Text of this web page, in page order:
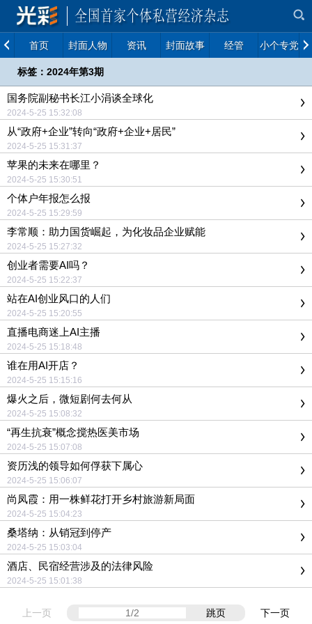
首页 封面人物 资讯 封面故事 经管 小个专党建
标签：2024年第3期
国务院副秘书长江小涓谈全球化
2024-5-25 15:32:08
从“政府+企业”转向“政府+企业+居民”
2024-5-25 15:31:37
苹果的未来在哪里？
2024-5-25 15:30:51
个体户年报怎么报
2024-5-25 15:29:59
李常顺：助力国货崛起，为化妆品企业赋能
2024-5-25 15:27:32
创业者需要AI吗？
2024-5-25 15:22:37
站在AI创业风口的人们
2024-5-25 15:20:55
直播电商迷上AI主播
2024-5-25 15:18:48
谁在用AI开店？
2024-5-25 15:15:16
爆火之后，微短剧何去何从
2024-5-25 15:08:32
“再生抗衰”概念搅热医美市场
2024-5-25 15:07:08
资历浅的领导如何俘获下属心
2024-5-25 15:06:07
尚凤霞：用一株鲜花打开乡村旅游新局面
2024-5-25 15:04:23
桑塔纳：从销冠到停产
2024-5-25 15:03:04
酒店、民宿经营涉及的法律风险
2024-5-25 15:01:38
上一页 跳页 下一页